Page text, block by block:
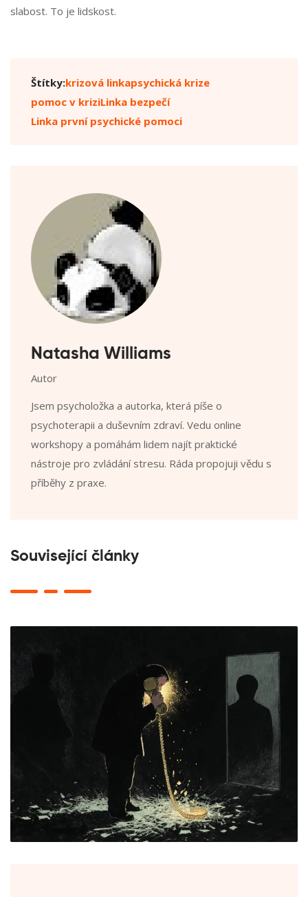
slabost. To je lidskost.
Štítky:krizová linkapsychická krize
pomoc v kriziLinka bezpečí
Linka první psychické pomoci
Natasha Williams
Autor
Jsem psycholožka a autorka, která píše o
psychoterapii a duševním zdraví. Vedu online
workshopy a pomáhám lidem najít praktické
nástroje pro zvládání stresu. Ráda propojuji vědu s
příběhy z praxe.
Související články